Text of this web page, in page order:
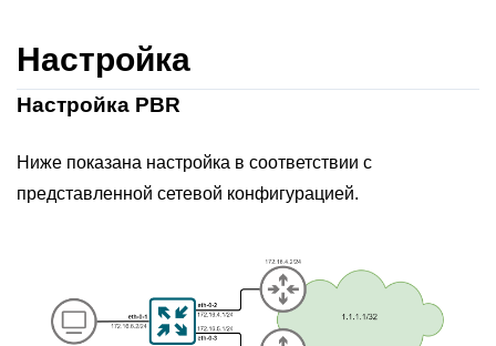
Настройка
Настройка PBR
Ниже показана настройка в соответствии с
представленной сетевой конфигурацией.